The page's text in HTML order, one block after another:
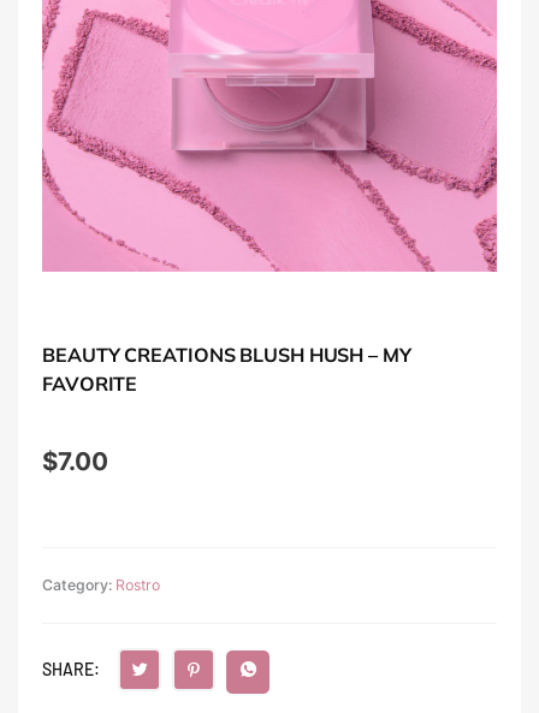
BEAUTY CREATIONS BLUSH HUSH – MY
FAVORITE
$7.00
Category: Rostro
SHARE: